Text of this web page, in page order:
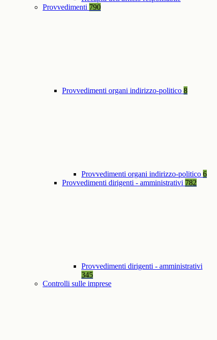
Provvedimenti 790
Provvedimenti organi indirizzo-politico 8
Provvedimenti organi indirizzo-politico 6
Provvedimenti dirigenti - amministrativi 782
Provvedimenti dirigenti - amministrativi
345
Controlli sulle imprese